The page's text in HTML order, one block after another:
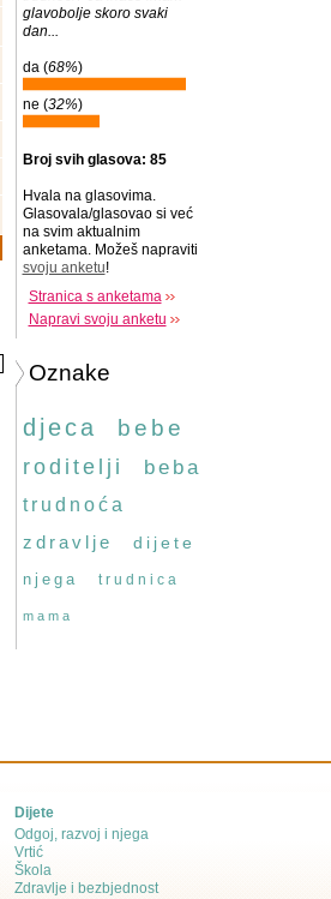
glavobolje skoro svaki
dan...
da (68%)
ne (32%)
Broj svih glasova: 85
Hvala na glasovima.
Glasovala/glasovao si već
na svim aktualnim
anketama. Možeš napraviti
svoju anketu!
Stranica s anketama
Napravi svoju anketu
Oznake
djeca bebe
roditelji beba
trudnoća
zdravlje
dijete
njega trudnica
mama
Dijete
Odgoj, razvoj i njega
Vrtić
Škola
Zdravlje i bezbjednost